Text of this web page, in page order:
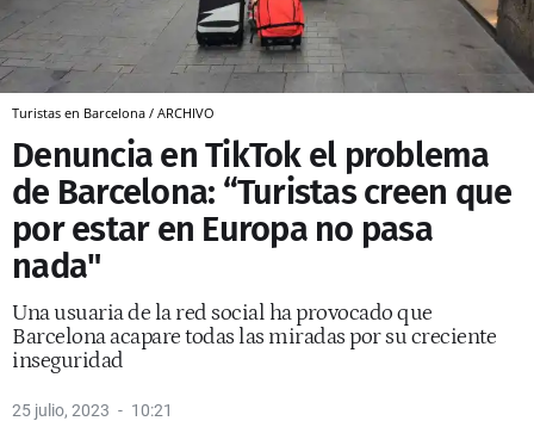
Turistas en Barcelona / ARCHIVO
Denuncia en TikTok el problema
de Barcelona: “Turistas creen que
por estar en Europa no pasa
nada"
Una usuaria de la red social ha provocado que
Barcelona acapare todas las miradas por su creciente
inseguridad
25 julio, 2023 10:21